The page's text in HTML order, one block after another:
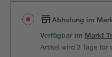
Abholung im
Verfügbar im Markt
Artikel wird 3 Tage für